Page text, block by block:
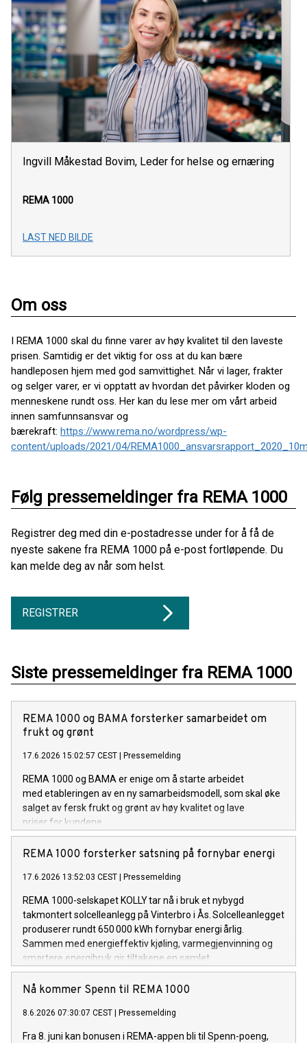
Ingvill Måkestad Bovim, Leder for helse og ernæring
REMA 1000
LAST NED BILDE
Om oss
I REMA 1000 skal du finne varer av høy kvalitet til den laveste
prisen. Samtidig er det viktig for oss at du kan bære
handleposen hjem med god samvittighet. Når vi lager, frakter
og selger varer, er vi opptatt av hvordan det påvirker kloden og
menneskene rundt oss. Her kan du lese mer om vårt arbeid
innen samfunnsansvar og
bærekraft: https://www.rema.no/wordpress/wp-
content/uploads/2021/04/
Følg pressemeldinger fra REMA 1000
Registrer deg med din e-postadresse under for å få de
nyeste sakene fra REMA 1000 på e-post fortløpende. Du
kan melde deg av når som helst.
REGISTRER
Siste pressemeldinger fra REMA 1000
REMA 1000 og BAMA forsterker samarbeidet om
frukt og grønt
17.6.2026 15:02:57 CEST Pressemelding
REMA 1000 og BAMA er enige om å starte arbeidet
med etableringen av en ny samarbeidsmodell, som skal øke
salget av fersk frukt og grønt av høy kvalitet og lave
priser for kundene.
REMA 1000 forsterker satsning på fornybar energi
17.6.2026 13:52:03 CEST Pressemelding
REMA 1000-selskapet KOLLY tar nå i bruk et nybygd
takmontert solcelleanlegg på Vinterbro i Ås. Solcelleanlegget
produserer rundt 650 000 kWh fornybar energi årlig.
Sammen med energieffektiv kjøling, varmegjenvinning og
smartere energibruk gir tiltakene en samlet
energiforbedring på om lag 1,5 millioner kWh i året.
Nå kommer Spenn til REMA 1000
8.6.2026 07:30:07 CEST Pressemelding
Fra 8. juni kan bonusen i REMA-appen bli til Spenn-poeng,